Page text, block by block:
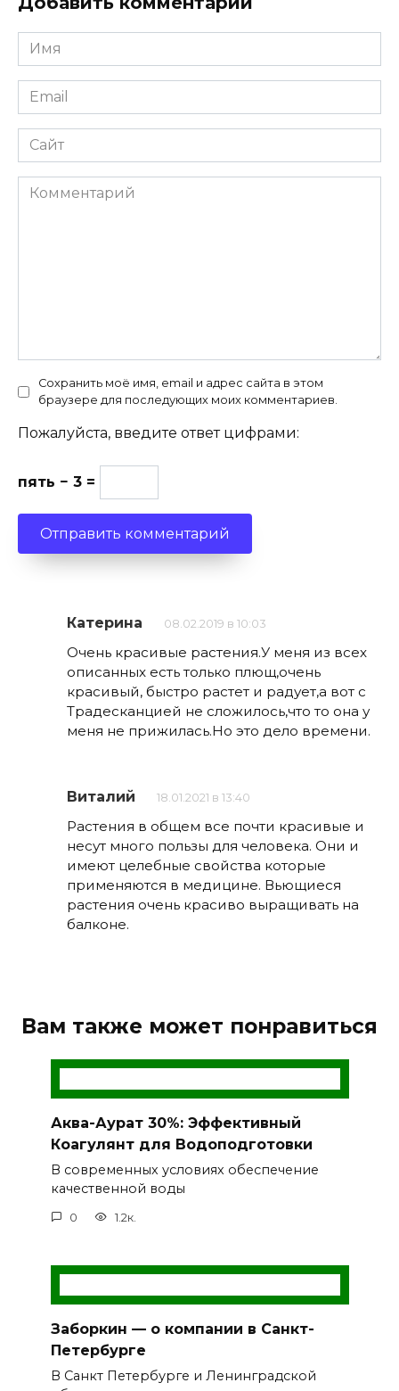
Имя
*
Email
*
Сайт
Комментарий
Сохранить моё имя, email и адрес сайта в этом
браузере для последующих моих комментариев.
Пожалуйста, введите ответ цифрами:
пять − 3 =
Катерина 08.02.2019 в 10:03
Очень красивые растения.У меня из всех
описанных есть только плющ,очень
красивый, быстро растет и радует,а вот с
Традесканцией не сложилось,что то она у
меня не прижилась.Но это дело времени.
Виталий 18.01.2021 в 13:40
Растения в общем все почти красивые и
несут много пользы для человека. Они и
имеют целебные свойства которые
применяются в медицине. Вьющиеся
растения очень красиво выращивать на
балконе.
Вам также может понравиться
Аква-Аурат 30%: Эффективный
Коагулянт для Водоподготовки
В современных условиях обеспечение
качественной воды
0 1.2к.
Заборкин — о компании в Санкт-
Петербурге
В Санкт Петербурге и Ленинградской